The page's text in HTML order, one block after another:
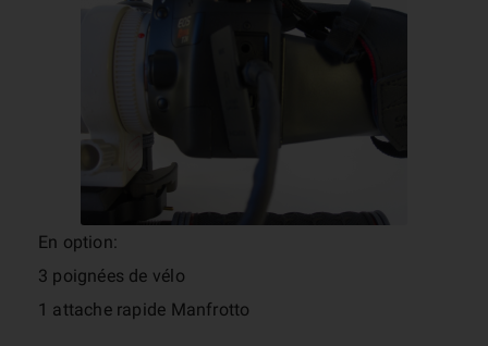
En option:
3 poignées de vélo
1 attache rapide Manfrotto